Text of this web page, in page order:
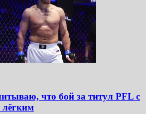
что бой за титул PFL с
лёгким